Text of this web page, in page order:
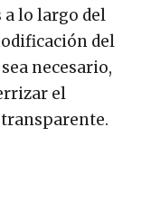
lo largo del
del
necesario,
el